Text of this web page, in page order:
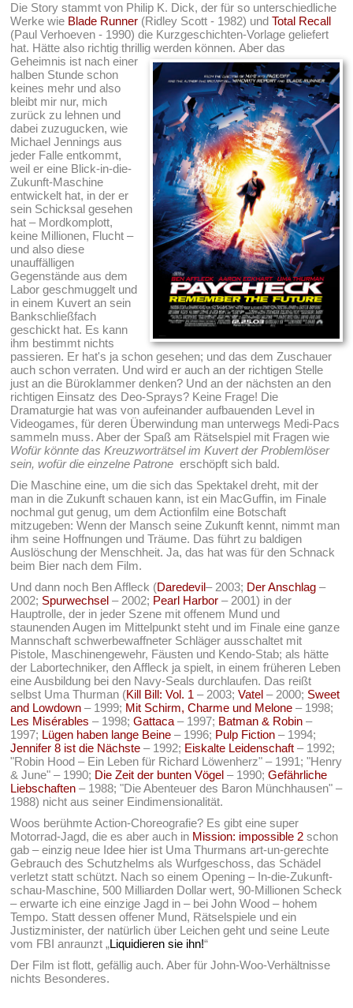
Die Story stammt von Philip K. Dick, der für so unterschiedliche
Werke wie Blade Runner (Ridley Scott - 1982) undTotal Recall
(Paul Verhoeven - 1990) die Kurzgeschichten-Vorlage geliefert
hat. Hätte also richtig thrillig werden können.Aber das
Geheimnis ist nach einer
halben Stunde schon
keines mehr und also
bleibt mir nur, mich
zurück zu lehnen und
dabei zuzugucken, wie
Michael Jennings aus
jeder Falle entkommt,
weil er eine Blick-in-die-
Zukunft-Maschine
entwickelt hat, in der er
sein Schicksal gesehen
hat – Mordkomplott,
keine Millionen, Flucht –
und also diese
unauffälligen
Gegenstände aus dem
Labor geschmuggelt und
in einem Kuvert an sein
Bankschließfach
geschickt hat. Es kann
ihm bestimmt nichts
passieren. Er hat's ja schon gesehen; und das dem Zuschauer
auch schon verraten. Und wird er auch an der richtigen Stelle
just an die Büroklammer denken? Und an der nächsten an den
richtigen Einsatz des Deo-Sprays? Keine Frage! Die
Dramaturgie hat was von aufeinander aufbauenden Level in
Videogames, für deren Überwindung man unterwegs Medi-Pacs
sammeln muss. Aber der Spaß am Rätselspiel mit Fragen wie
Wofür könnte das Kreuzworträtsel im Kuvert der Problemlöser
sein, wofür die einzelne Patrone erschöpft sich bald.
Die Maschine eine, um die sich das Spektakel dreht, mit der
man in die Zukunft schauen kann, ist ein MacGuffin, im Finale
nochmal gut genug, um dem Actionfilm eine Botschaft
mitzugeben: Wenn der Mansch seine Zukunft kennt, nimmt man
ihm seine Hoffnungen und Träume. Das führt zu baldigen
Auslöschung der Menschheit. Ja, das hat was für den Schnack
beim Bier nach dem Film.
Und dann noch Ben Affleck (Daredevil– 2003; Der Anschlag –
2002; Spurwechsel – 2002; Pearl Harbor – 2001) in der
Hauptrolle, der in jeder Szene mit offenem Mund und
staunenden Augen im Mittelpunkt steht und im Finale eine ganze
Mannschaft schwerbewaffneter Schläger ausschaltet mit
Pistole, Maschinengewehr, Fäusten und Kendo-Stab; als hätte
der Labortechniker, den Affleck ja spielt, in einem früheren Leben
eine Ausbildung bei den Navy-Seals durchlaufen. Das reißt
selbst Uma Thurman (Kill Bill: Vol. 1 – 2003;Vatel – 2000; Sweet
and Lowdown – 1999; Mit Schirm, Charme und Melone – 1998;
Les Misérables – 1998;Gattaca – 1997; Batman & Robin –
1997; Lügen haben lange Beine – 1996; Pulp Fiction – 1994;
Jennifer 8 ist die Nächste – 1992; Eiskalte Leidenschaft – 1992;
"Robin Hood – Ein Leben für Richard Löwenherz" – 1991; "Henry
& June" – 1990; Die Zeit der bunten Vögel – 1990;Gefährliche
Liebschaften – 1988; "Die Abenteuer des Baron Münchhausen" –
1988) nicht aus seiner Eindimensionalität.
Woos berühmte Action-Choreografie? Es gibt eine super
Motorrad-Jagd, die es aber auch in Mission: impossible 2 schon
gab – einzig neue Idee hier ist Uma Thurmans art-un-gerechte
Gebrauch des Schutzhelms als Wurfgeschoss, das Schädel
verletzt statt schützt. Nach so einem Opening – In-die-Zukunft-
schau-Maschine, 500 Milliarden Dollar wert, 90-Millionen Scheck
– erwarte ich eine einzige Jagd in – bei John Wood – hohem
Tempo. Statt dessen offener Mund, Rätselspiele und ein
Justizminister, der natürlich über Leichen geht und seine Leute
vom FBI anraunzt „Liquidieren sie ihn!“
Der Film ist flott, gefällig auch. Aber für John-Woo-Verhältnisse
nichts Besonderes.